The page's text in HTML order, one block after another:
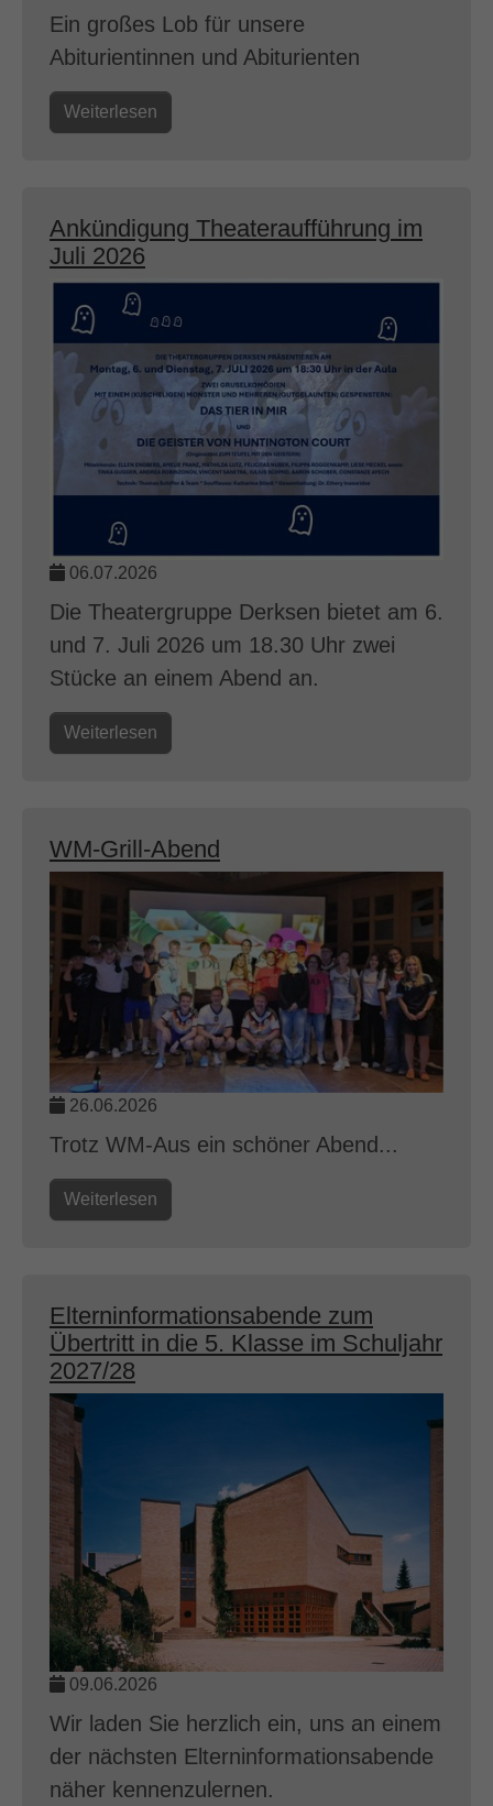
Ein großes Lob für unsere
Abiturientinnen und Abiturienten
Weiterlesen
Ankündigung Theateraufführung im
Juli 2026
06.07.2026
Die Theatergruppe Derksen bietet am 6.
und 7. Juli 2026 um 18.30 Uhr zwei
Stücke an einem Abend an.
Weiterlesen
WM-Grill-Abend
26.06.2026
Trotz WM-Aus ein schöner Abend...
Weiterlesen
Elterninformationsabende zum
Übertritt in die 5. Klasse im Schuljahr
2027/28
09.06.2026
Wir laden Sie herzlich ein, uns an einem
der nächsten Elterninformationsabende
näher kennenzulernen.